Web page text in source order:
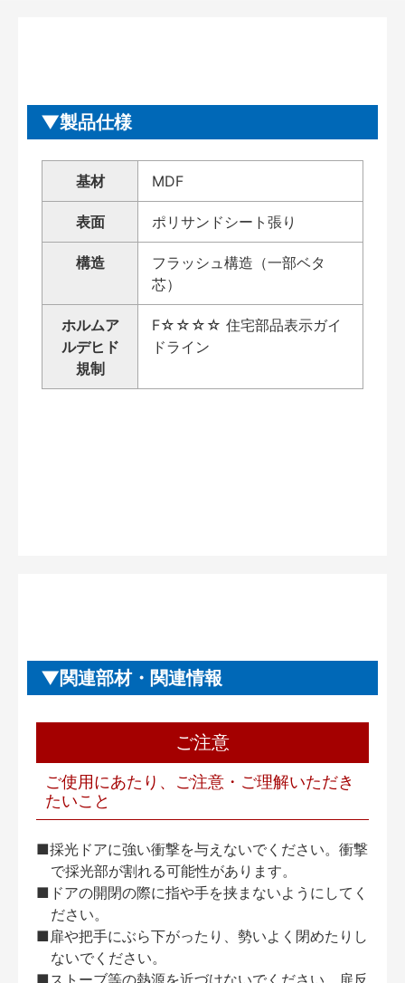
製品仕様
基材 MDF
表面 ポリサンドシート張り
構造
フラッシュ構造（一部ベタ
芯）
ホルムア
ルデヒド
規制
F☆☆☆☆ 住宅部品表示ガイ
ドライン
関連部材・関連情報
ご注意
ご使用にあたり、ご注意・ご理解いただき
たいこと
■採光ドアに強い衝撃を与えないでください。衝撃
で採光部が割れる可能性があります。
■ドアの開閉の際に指や手を挟まないようにしてく
ださい。
■扉や把手にぶら下がったり、勢いよく閉めたりし
ないでください。